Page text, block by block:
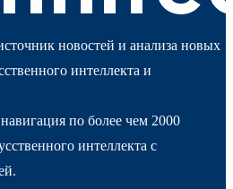
новостей и анализа новых
интеллекта и
по более чем 2000
интеллекта с